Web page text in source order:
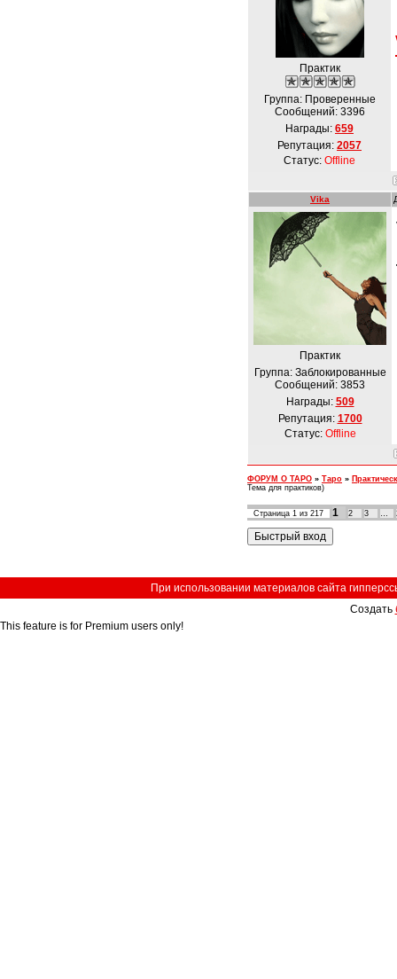
Практик
Группа: Проверенные
Сообщений: 3396
Награды: 659
Репутация: 2057
Статус: Offline
Vika
Практик
Группа: Заблокированные
Сообщений: 3853
Награды: 509
Репутация: 1700
Статус: Offline
ФОРУМ О ТАРО » Таро »
Тема для практиков)
Страница 1 из 217 1 2 3 …
При использовании материалов сайта
Создать
This feature is for Premium users only!